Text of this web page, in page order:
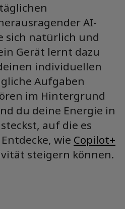
AI-
sich natürlich und
Gerät lernt dazu
individuellen
Aufgaben
im Hintergrund
du deine Energie in
auf die es
wie Copilot+
steigern können.